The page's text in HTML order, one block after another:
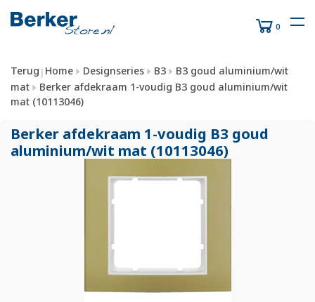
0
Terug | Home Designseries B3
B3 goud aluminium/wit
mat
Berker afdekraam 1-voudig B3 goud aluminium/wit
mat (10113046)
Berker afdekraam 1-voudig B3 goud
aluminium/wit mat (10113046)